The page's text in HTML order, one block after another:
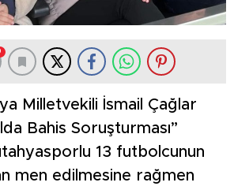
Milletvekili İsmail Çağlar
Bahis Soruşturması”
13 futbolcunun
men edilmesine rağmen